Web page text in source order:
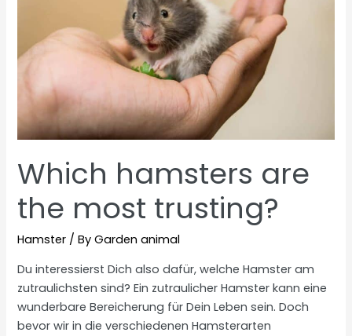
Which hamsters are
the most trusting?
Hamster / ByGarden animal
Du interessierst Dich also dafür, welche Hamster am
zutraulichsten sind? Ein zutraulicher Hamster kann eine
wunderbare Bereicherung für Dein Leben sein. Doch
bevor wir in die verschiedenen Hamsterarten